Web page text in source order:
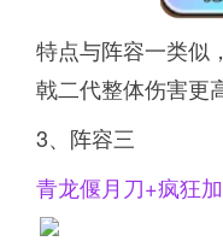
特点与阵容一类似
戟二代整体伤害更
3、阵容三
青龙偃月刀+疯狂